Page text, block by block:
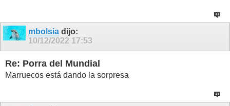
mbolsia dijo:
10/12/2022 17:53
Re: Porra del Mundial
Marruecos está dando la sorpresa